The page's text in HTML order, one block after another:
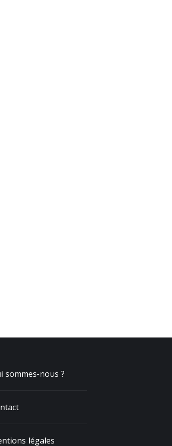
sommes-nous ?
légales